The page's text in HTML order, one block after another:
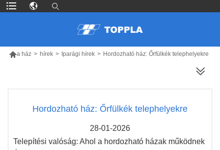
a ház > hírek > Iparági hírek > Hordozható ház: Őrfülkék telephelyekre
Hordozható ház: Őrfülkék telephelyekre
28-01-2026
Telepítési valóság: Ahol a hordozható házak működnek